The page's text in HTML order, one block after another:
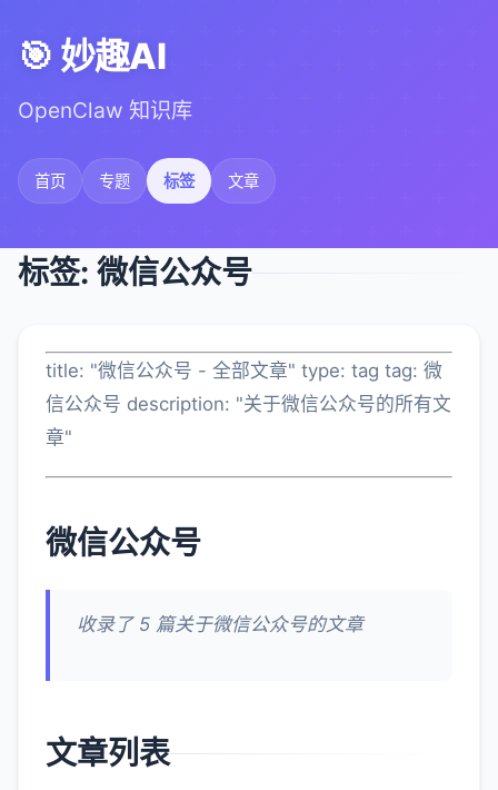
🎯 妙趣AI
OpenClaw 知识库
首页 专题 标签 文章
标签: 微信公众号
title: "微信公众号 - 全部文章" type: tag tag: 微
信公众号 description: "关于微信公众号的所有文
章"
微信公众号
收录了 5 篇关于微信公众号的文章
文章列表